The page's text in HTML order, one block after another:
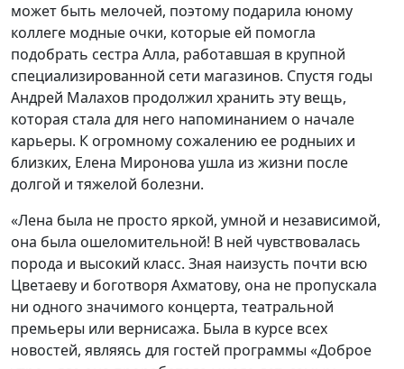
может быть мелочей, поэтому подарила юному
коллеге модные очки, которые ей помогла
подобрать сестра Алла, работавшая в крупной
специализированной сети магазинов. Спустя годы
Андрей Малахов продолжил хранить эту вещь,
которая стала для него напоминанием о начале
карьеры. К огромному сожалению ее родныих и
близких, Елена Миронова ушла из жизни после
долгой и тяжелой болезни.
«Лена была не просто яркой, умной и независимой,
она была ошеломительной! В ней чувствовалась
порода и высокий класс. Зная наизусть почти всю
Цветаеву и боготворя Ахматову, она не пропускала
ни одного значимого концерта, театральной
премьеры или вернисажа. Была в курсе всех
новостей, являясь для гостей программы «Доброе